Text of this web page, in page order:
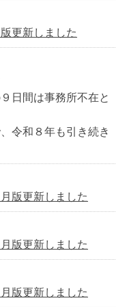
更新しました
日間は事務所不在と
令和８年も引き続き
版更新しました
版更新しました
版更新しました